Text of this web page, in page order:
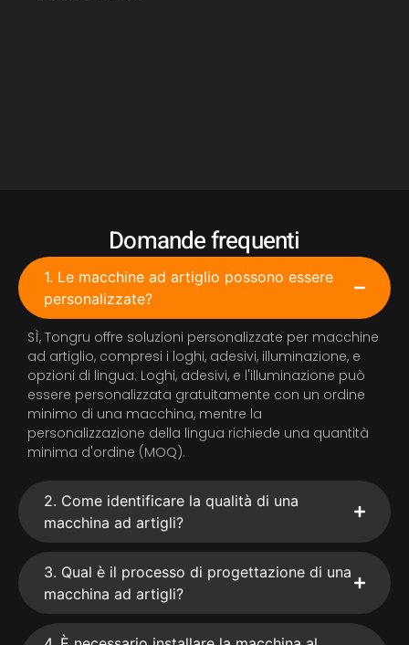
Domande frequenti
1. Le macchine ad artiglio possono essere
personalizzate?
SÌ, Tongru offre soluzioni personalizzate per macchine
ad artiglio, compresi i loghi, adesivi, illuminazione, e
opzioni di lingua. Loghi, adesivi, e l'illuminazione può
essere personalizzata gratuitamente con un ordine
minimo di una macchina, mentre la
personalizzazione della lingua richiede una quantità
minima d'ordine (MOQ).
2. Come identificare la qualità di una
macchina ad artigli?
3. Qual è il processo di progettazione di una
macchina ad artigli?